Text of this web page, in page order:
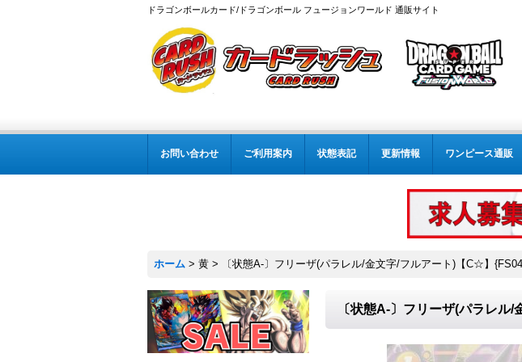
ドラゴンボールカード/ドラゴンボール フュージョンワールド 通販サイト
お問い合わせ ご利用案内 状態表記 更新情報 ワンピース通販
ホーム > 黄 > 〔状態A-〕フリーザ(パラレル/金文字/フルアート)【C☆】
〔状態A-〕フリーザ(パラレ